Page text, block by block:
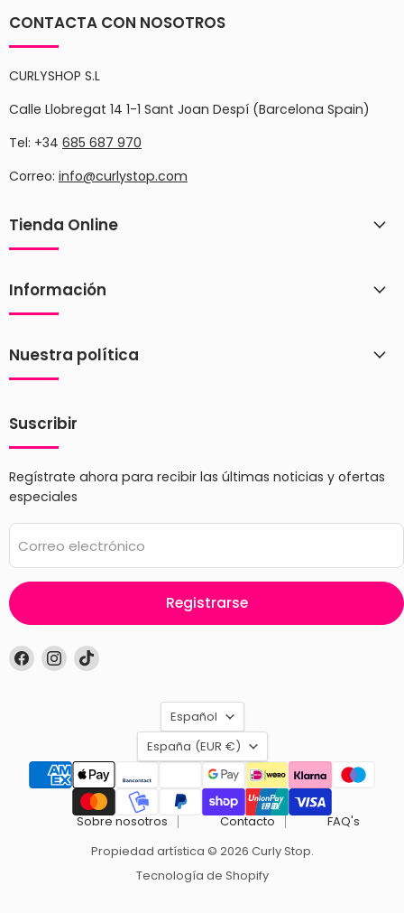
CONTACTA CON NOSOTROS
CURLYSHOP S.L
Calle Llobregat 14 1-1 Sant Joan Despí (Barcelona Spain)
Tel: +34 685 687 970
Correo: info@curlystop.com
Tienda Online
Información
Nuestra política
Suscribir
Regístrate ahora para recibir las últimas noticias y ofertas
especiales
Correo electrónico
Registrarse
Encuéntrenos
en
Encuéntrenos
en
Encuéntrenos
Idioma
Español
País
España (EUR €)
Sobre nosotros Contacto
FAQ's
Propiedad artística © 2026 Curly Stop.
Tecnología de Shopify